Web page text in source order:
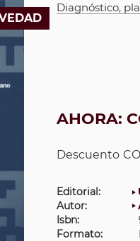
Diagnóstico,
AHORA:
Descuento
Editorial:
Autor:
Isbn:
Formato: